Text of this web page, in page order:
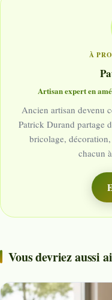
À
Artisan expert en
Ancien artisan devenu
Patrick Durand partage
bricolage,
chacun
Vous devriez aussi